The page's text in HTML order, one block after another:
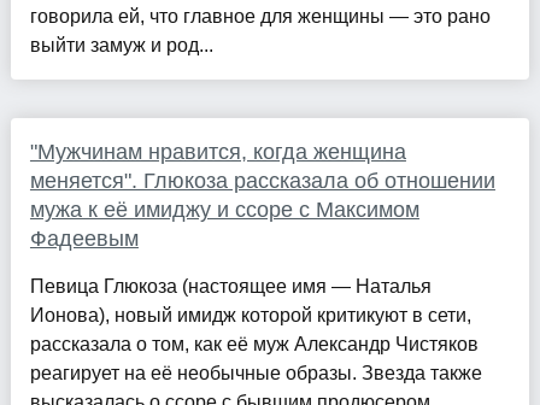
говорила ей, что главное для женщины — это рано
выйти замуж и род...
"Мужчинам нравится, когда женщина
меняется". Глюкоза рассказала об отношении
мужа к её имиджу и ссоре с Максимом
Фадеевым
Певица Глюкоза (настоящее имя — Наталья
Ионова), новый имидж которой критикуют в сети,
рассказала о том, как её муж Александр Чистяков
реагирует на её необычные образы. Звезда также